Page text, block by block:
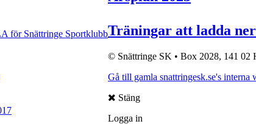
för Snättringe SportklubbTräningar att ladda ner
© Snättringe SK • Box 2028, 141 02
Gå till gamla snattringesk.se's interna
Stäng
Logga in